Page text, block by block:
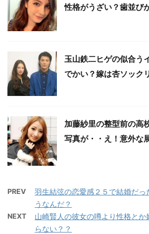
性格がうざい？歯並び
玉山鉄二ヒゲの似合う
でかい？嫁は杏ソック
加藤紗里の整型前の高
写真が・・え！意外な
PREV
羽生結弦の恋愛感２５で結婚だ
うなんだ？
NEXT
山崎賢人の彼女の噂より性格とか
らない？？